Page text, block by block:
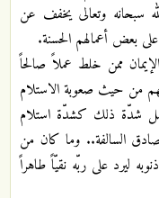
سبحانه وتعالى يخفف عن
بعض أعمالهم الحسنة.
ممن خلط عملاً صالحاً
من حيث صعوبة الاستلام
شدّة ذلك كشدّة استلام
السالفة.. وما كان من
ليرد على ربّه نقيّاً طاهراً